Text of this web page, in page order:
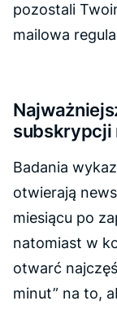
pozostali
mailowa
subskrypcji
Badania
otwierają
miesiącu po
natomiast w
otwarć
minut” na to,